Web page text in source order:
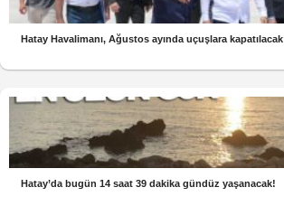
Hatay Havalimanı, Ağustos ayında uçuşlara kapatılacak
Hatay’da bugün 14 saat 39 dakika gündüz yaşanacak!